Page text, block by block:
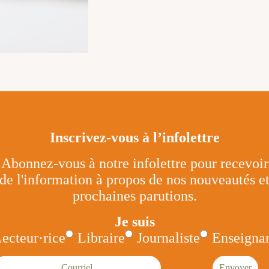
Inscrivez-vous à l’infolettre
Abonnez-vous à notre infolettre pour recevoir
de l'information à propos de nos nouveautés et
prochaines parutions.
Je suis
Libraire Journaliste